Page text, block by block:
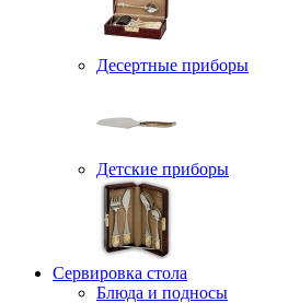
Десертные приборы
Детские приборы
Сервировка стола
Блюда и подносы